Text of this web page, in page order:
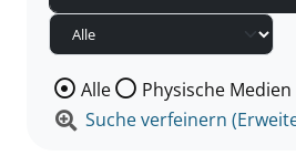
Wählen Sie die Medienart
Alle Physische Medien
Suche verfeinern